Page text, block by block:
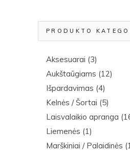
PRODUKTO
Aksesuarai (3)
Aukštaūgiams (12)
Išpardavimas (4)
Kelnės / Šortai (5)
Laisvalaikio apranga
Liemenės (1)
Marškiniai / Palaidinės